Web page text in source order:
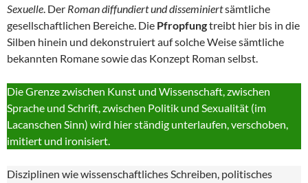
Sexuelle. Der Roman diffundiert und disseminiertsämtliche
gesellschaftlichen Bereiche. Die Pfropfungtreibt hier bis in die
Silben hinein und dekonstruiert auf solche Weise sämtliche
bekannten Romane sowie das Konzept Roman selbst.
Die Grenze zwischen Kunst und Wissenschaft, zwischen
Sprache und Schrift, zwischen Politik und Sexualität (im
Lacanschen Sinn) wird hier ständig unterlaufen, verschoben,
imitiert und ironisiert.
Disziplinen wie wissenschaftliches Schreiben, politisches